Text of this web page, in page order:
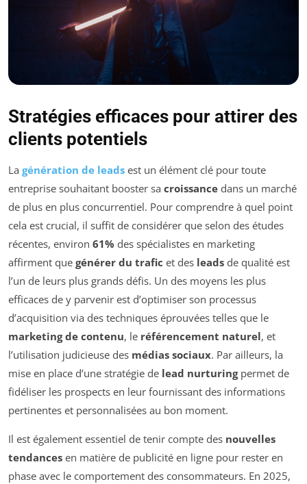
Stratégies efficaces pour attirer des
clients potentiels
La génération de leads est un élément clé pour toute
entreprise souhaitant booster sa croissance dans un marché
de plus en plus concurrentiel. Pour comprendre à quel point
cela est crucial, il suffit de considérer que selon des études
récentes, environ 61% des spécialistes en marketing
affirment que générer du trafic et des leads de qualité est
l’un de leurs plus grands défis. Un des moyens les plus
efficaces de y parvenir est d’optimiser son processus
d’acquisition via des techniques éprouvées telles que le
marketing de contenu, le référencement naturel, et
l’utilisation judicieuse des médias sociaux. Par ailleurs, la
mise en place d’une stratégie de lead nurturingpermet de
fidéliser les prospects en leur fournissant des informations
pertinentes et personnalisées au bon moment.
Il est également essentiel de tenir compte des nouvelles
tendances en matière de publicité en ligne pour rester en
phase avec le comportement des consommateurs. En 2025,